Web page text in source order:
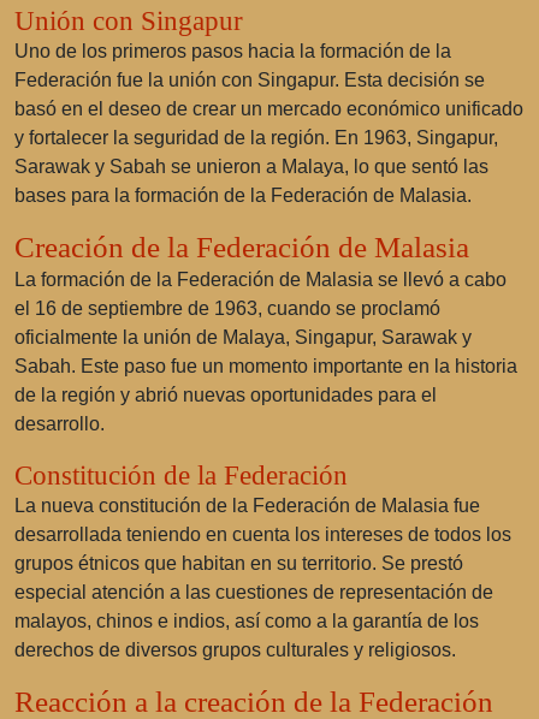
Unión con Singapur
Uno de los primeros pasos hacia la formación de la
Federación fue la unión con Singapur. Esta decisión se
basó en el deseo de crear un mercado económico unificado
y fortalecer la seguridad de la región. En 1963, Singapur,
Sarawak y Sabah se unieron a Malaya, lo que sentó las
bases para la formación de la Federación de Malasia.
Creación de la Federación de Malasia
La formación de la Federación de Malasia se llevó a cabo
el 16 de septiembre de 1963, cuando se proclamó
oficialmente la unión de Malaya, Singapur, Sarawak y
Sabah. Este paso fue un momento importante en la historia
de la región y abrió nuevas oportunidades para el
desarrollo.
Constitución de la Federación
La nueva constitución de la Federación de Malasia fue
desarrollada teniendo en cuenta los intereses de todos los
grupos étnicos que habitan en su territorio. Se prestó
especial atención a las cuestiones de representación de
malayos, chinos e indios, así como a la garantía de los
derechos de diversos grupos culturales y religiosos.
Reacción a la creación de la Federación